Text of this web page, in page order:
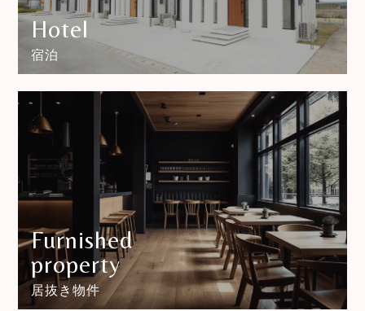
Hotel
宿泊
Furnished
property
居抜き物件